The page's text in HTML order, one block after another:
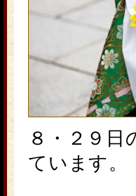
８・２９日
ています。